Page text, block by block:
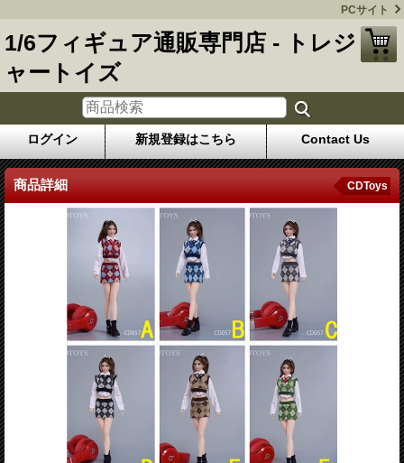
PCサイト
1/6フィギュア通販専門店 - トレジ
ャートイズ
ログイン 新規登録はこちら Contact Us
商品詳細 CDToys